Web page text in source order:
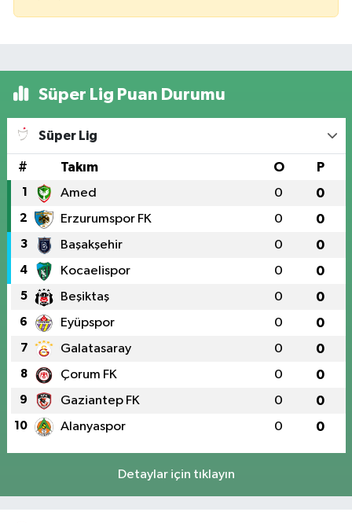
Süper Lig Puan Durumu
Süper Lig
# Takım O P
1 Amed 0 0
2 Erzurumspor FK 0 0
3 Başakşehir 0 0
4 Kocaelispor 0 0
5 Beşiktaş 0 0
6 Eyüpspor 0 0
7 Galatasaray 0 0
8 Çorum FK 0 0
9 Gaziantep FK 0 0
10 Alanyaspor 0 0
Detaylar için tıklayın